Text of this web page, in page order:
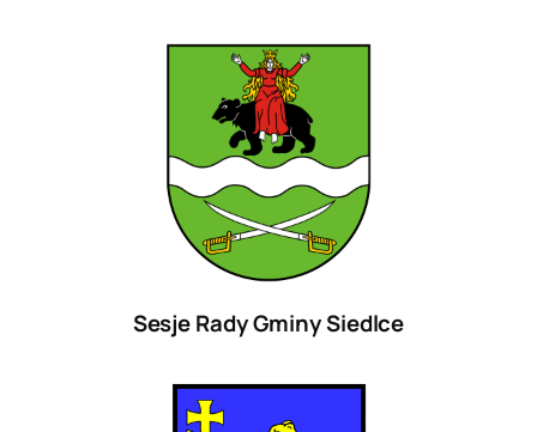
Sesje Rady Gminy Siedlce